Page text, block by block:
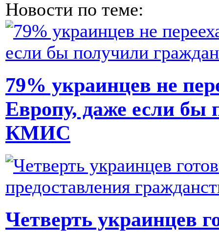
Новости по теме:
79% украинцев не
Европу, даже если бы
КМИС
Четверть украинцев